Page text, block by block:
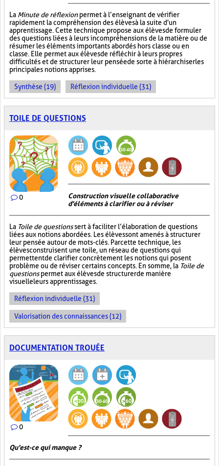
La Minute de réflexionpermet à l’enseignant de vérifier
rapidement la compréhension des élèves à la suite d'un
apprentissage. Cette technique propose aux élèves de formuler
des questions liées à leurs incompréhensions de la matière ou de
résumer les éléments importants abordés hors classe ou en
classe. Elle permet aux élèves de réfléchir à leurs propres
difficultés et de structurer leur pensée de sorte à hiérarchiser les
principales notions apprises.
Synthèse (19) Réflexion individuelle (31)
TOILE DE QUESTIONS
0
Construction visuelle collaborative
d'éléments à clarifier ou à réviser
La Toile de questionssert à faciliter l’élaboration de questions
liées aux notions abordées. Les élèves sont amenés à structurer
leur pensée autour de mots-clés. Par cette technique, les
élèves construisent une toile, un réseau de questions qui
permettent de clarifier concrètement les notions qui posent
problème ou de réviser certains concepts. En somme, la Toile de
questionspermet aux élèves de structurer de manière
visuelle leurs apprentissages.
Réflexion individuelle (31)
Valorisation des connaissances (12)
DOCUMENTATION TROUÉE
0
Qu'est-ce qui manque ?